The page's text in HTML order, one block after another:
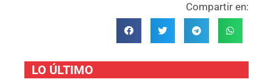
Compartir en:
LO ÚLTIMO